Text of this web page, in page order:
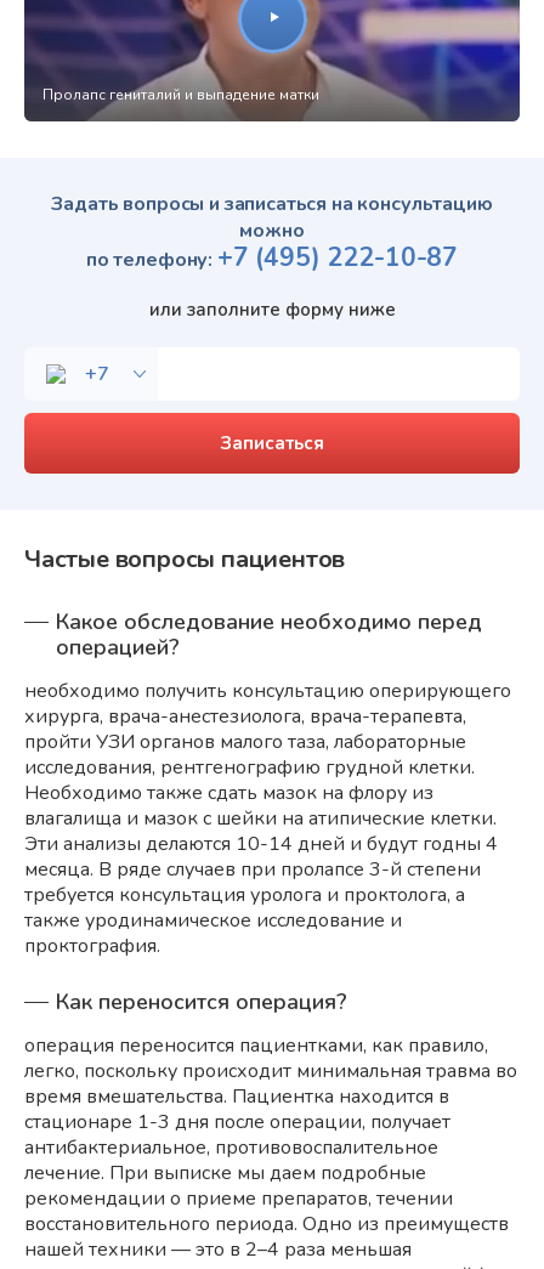
Пролапс гениталий и выпадение матки
Задать вопросы и записаться на консультацию
можно
по телефону: +7 (495) 222-10-87
или заполните форму ниже
Частые вопросы пациентов
Какое обследование необходимо перед
операцией?
необходимо получить консультацию оперирующего
хирурга, врача-анестезиолога, врача-терапевта,
пройти УЗИ органов малого таза, лабораторные
исследования, рентгенографию грудной клетки.
Необходимо также сдать мазок на флору из
влагалища и мазок с шейки на атипические клетки.
Эти анализы делаются 10-14 дней и будут годны 4
месяца. В ряде случаев при пролапсе 3-й степени
требуется консультация уролога и проктолога, а
также уродинамическое исследование и
проктография.
Как переносится операция?
операция переносится пациентками, как правило,
легко, поскольку происходит минимальная травма во
время вмешательства. Пациентка находится в
стационаре 1-3 дня после операции, получает
антибактериальное, противовоспалительное
лечение. При выписке мы даем подробные
рекомендации о приеме препаратов, течении
восстановительного периода. Одно из преимуществ
нашей техники — это в 2–4 раза меньшая